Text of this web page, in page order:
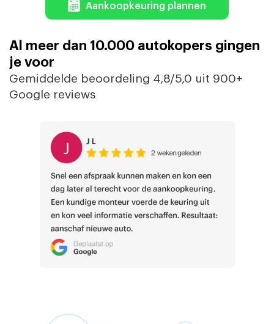
Aankoopkeuring plannen
Al meer dan 10.000 autokopers gingen
je voor
Gemiddelde beoordeling 4,8/5,0 uit 900+
Google reviews